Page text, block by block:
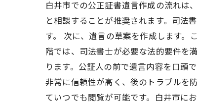
白井市での公正証書遺言作成の流れは
と相談することが推奨されます。司法
す。 次に、遺言の草案を作成します。
階では、司法書士が必要な法的要件を
ります。公証人の前で遺言内容を口頭
非常に信頼性が高く、後のトラブルを
ていつでも閲覧が可能です。白井市に